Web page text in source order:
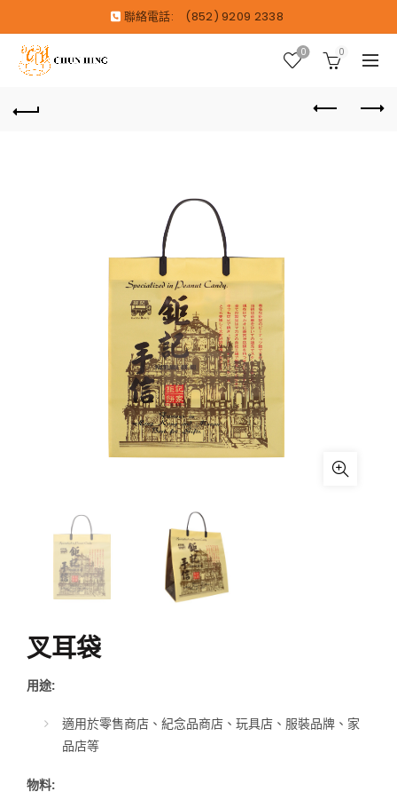
聯絡電話: (852) 9209 2338
0 0
叉耳袋
用途:
適用於零售商店、紀念品商店、玩具店、服裝品牌、家
品店等
物料: